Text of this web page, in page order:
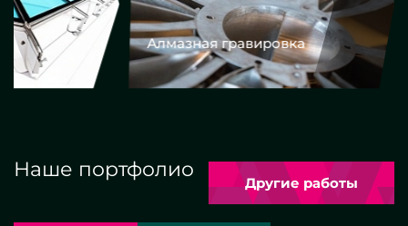
Алмазная гравировка
Наше портфолио
Другие работы